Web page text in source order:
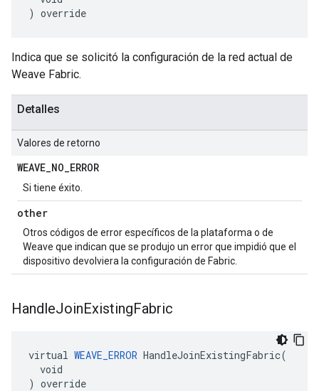
) override
Indica que se solicitó la configuración de la red actual de
Weave Fabric.
Detalles
Valores de retorno
WEAVE_NO_ERROR
Si tiene éxito.
other
Otros códigos de error específicos de la plataforma o de
Weave que indican que se produjo un error que impidió que el
dispositivo devolviera la configuración de Fabric.
HandleJoinExistingFabric
virtual WEAVE_ERROR HandleJoinExistingFabric(
  void
) override